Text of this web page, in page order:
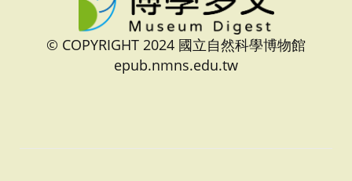
© COPYRIGHT 2024 國立自然科學博物館
epub.nmns.edu.tw